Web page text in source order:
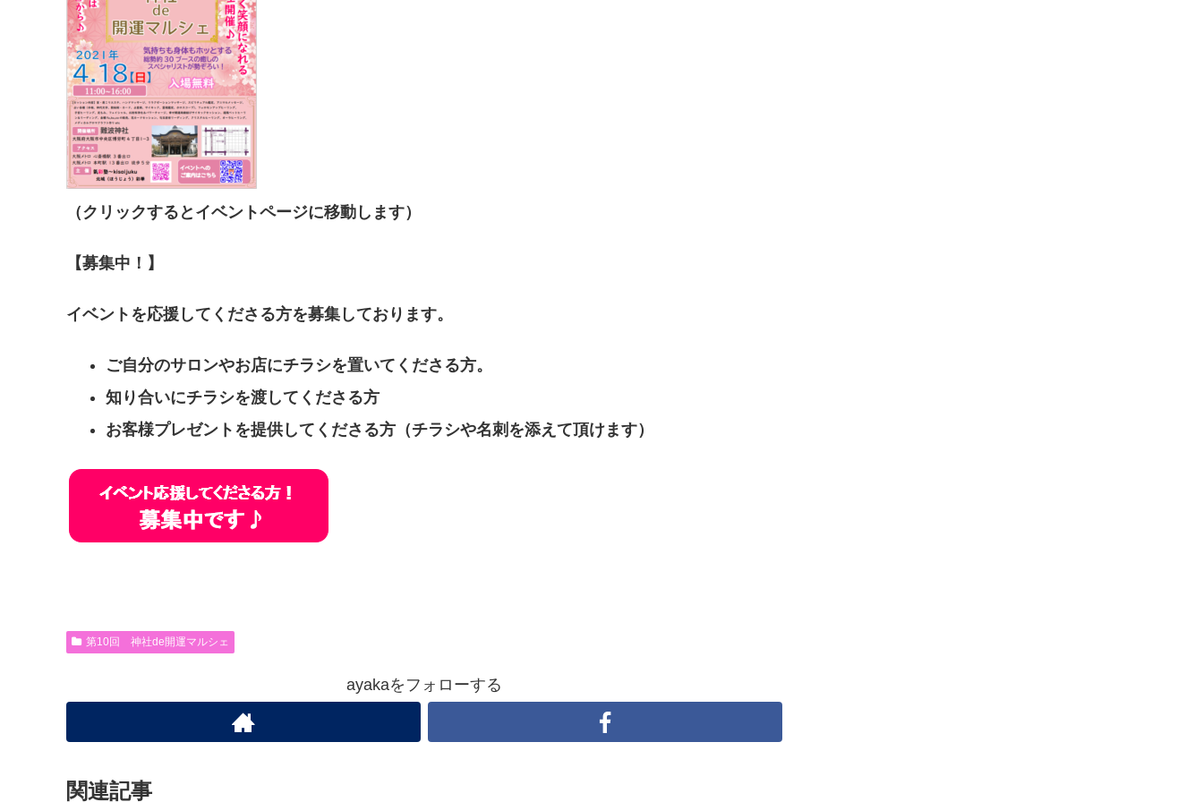
（クリックするとイベントページに移動します）
【募集中！】
イベントを応援してくださる方を募集しております。
ご自分のサロンやお店にチラシを置いてくださる方。
知り合いにチラシを渡してくださる方
お客様プレゼントを提供してくださる方（チラシや名刺を添えて頂けます）
第10回 神社de開運マルシェ
ayakaをフォローする
関連記事